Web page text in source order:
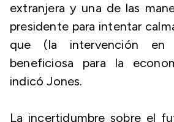
extranjera y una de las
presidente para intentar
que (la intervención en
beneficiosa para la
indicó Jones.
La incertidumbre sobre el